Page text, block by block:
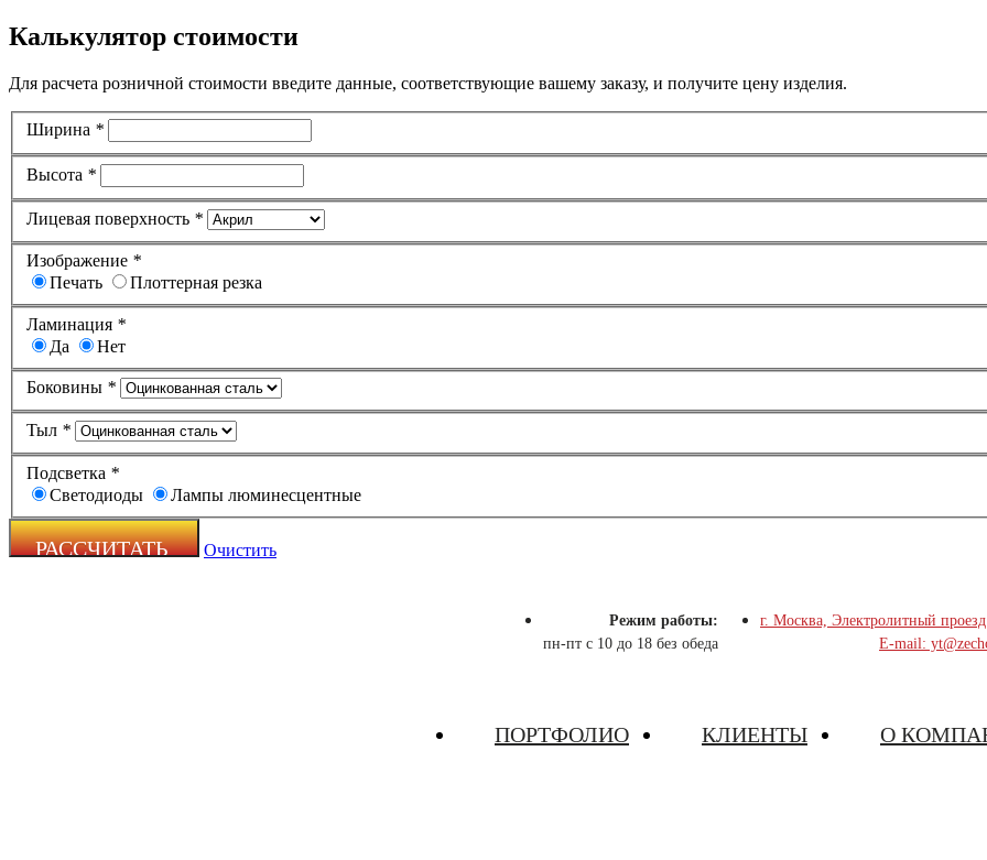
Калькулятор стоимости
Для расчета розничной стоимости введите данные, соответствующие вашему заказу, и получите цену изделия.
Ширина *
Высота *
Лицевая поверхность *
Изображение *
Печать
Плоттерная резка
Ламинация *
Да
Нет
Боковины *
Тыл *
Подсветка *
Светодиоды
Лампы люминесцентные
Очистить
Режим работы:
пн-пт с 10 до 18 без обеда
г. Москва, Электролитный
E-mail:
ПОРТФОЛИО КЛИЕНТЫ О